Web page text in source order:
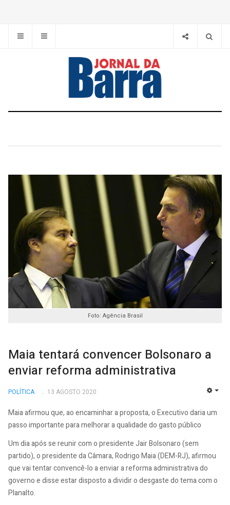
Foto: Agência Brasil
Maia tentará convencer Bolsonaro a
enviar reforma administrativa
POLÍTICA 13 AGOSTO 2020
Maia afirmou que, ao encaminhar a proposta, o Executivo daria um
passo importante para melhorar a qualidade do gasto público
Um dia após se reunir com o presidente Jair Bolsonaro (sem
partido), o presidente da Câmara, Rodrigo Maia (DEM-RJ), afirmou
que vai tentar convencê-lo a enviar a reforma administrativa do
governo e disse estar disposto a dividir o desgaste do tema com o
Planalto.